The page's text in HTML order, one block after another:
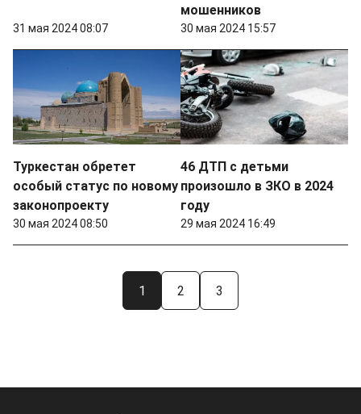
31 мая 2024 08:07
мошенников
30 мая 2024 15:57
Туркестан обретет
особый статус по новому
законопроекту
30 мая 2024 08:50
46 ДТП с детьми
произошло в ЗКО в 2024
году
29 мая 2024 16:49
1 2 3